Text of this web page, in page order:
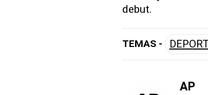
debut.
TEMAS -
AP